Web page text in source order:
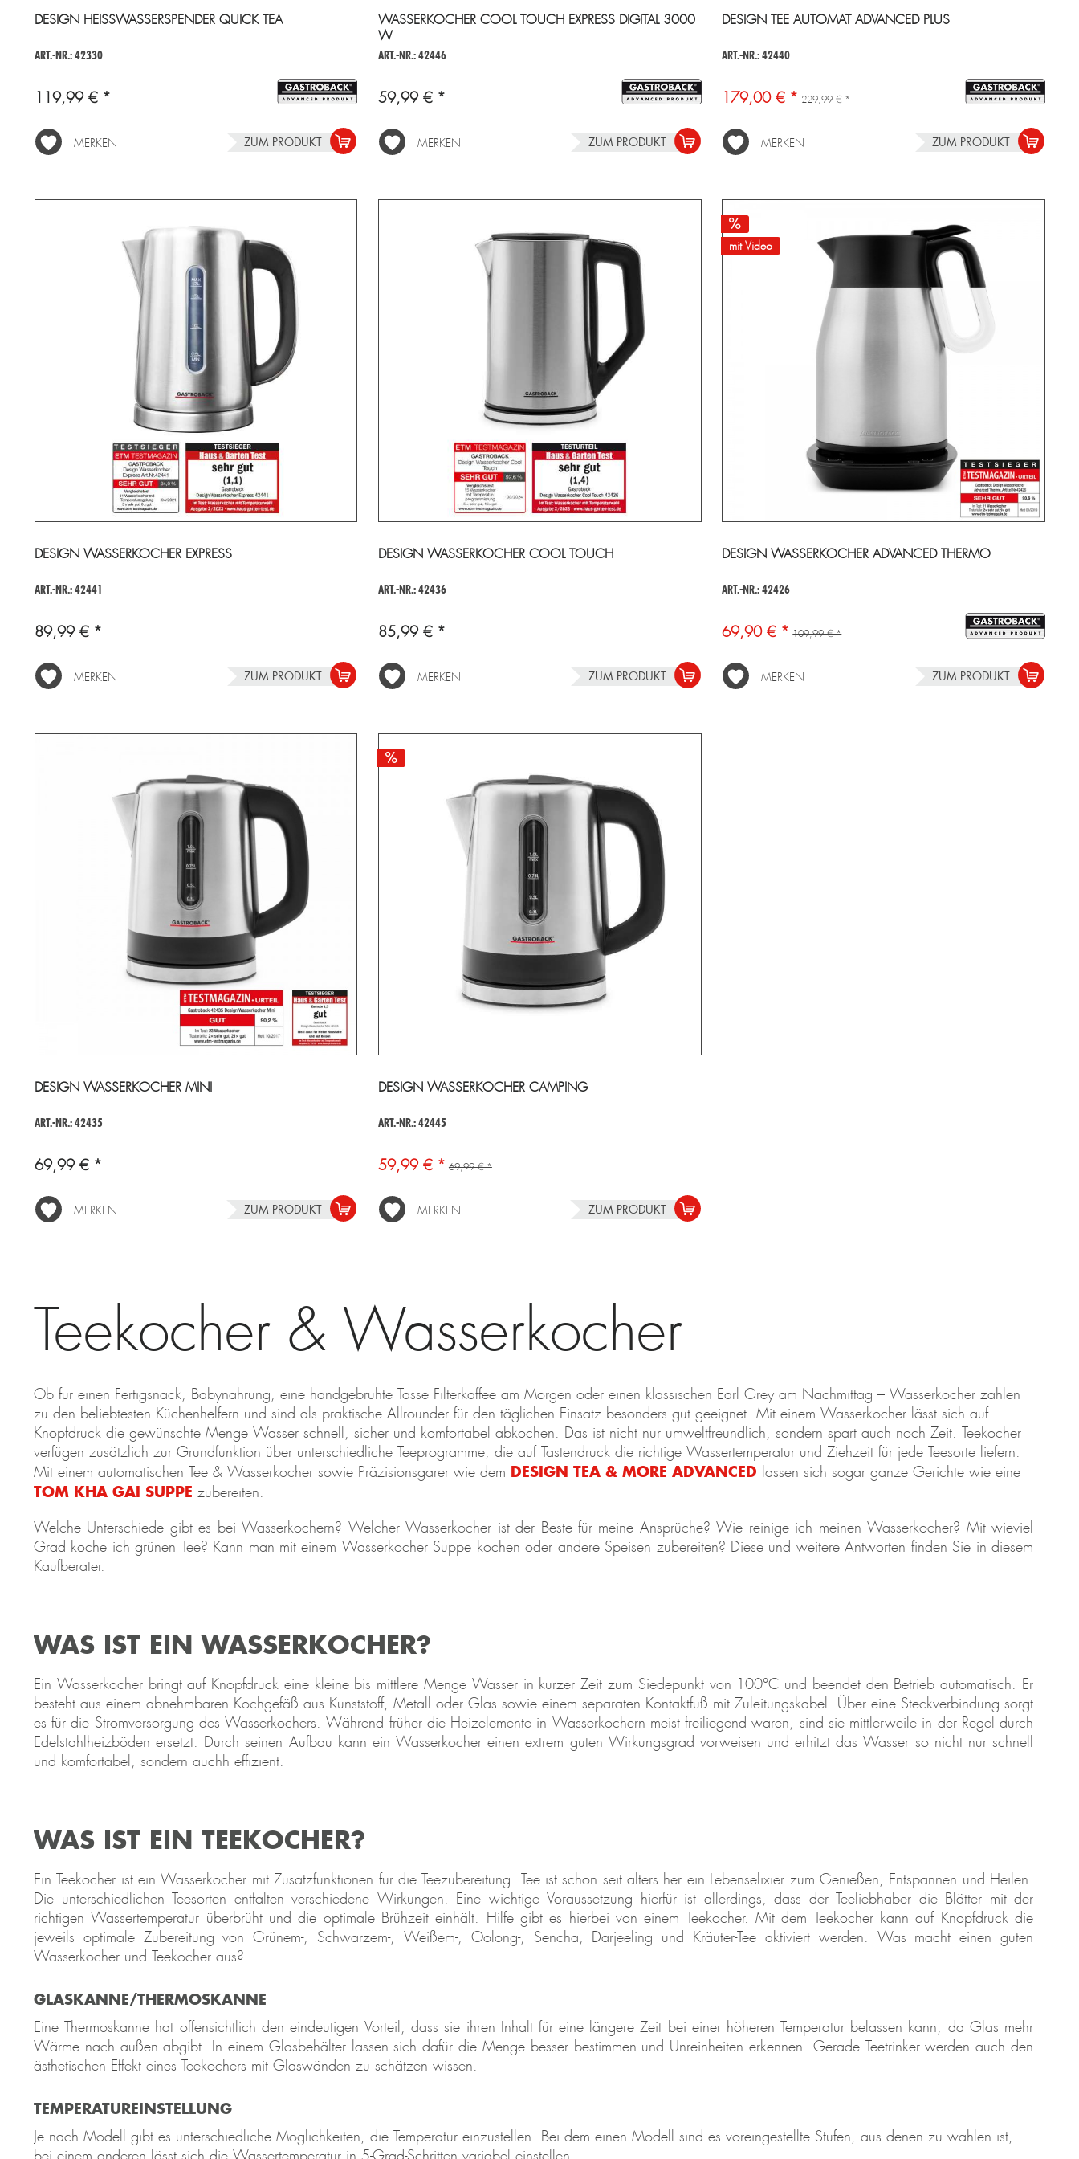
DESIGN HEISSWASSERSPENDER QUICK TEA
ART.-NR.: 42330
119,99 € *
MERKEN ZUM PRODUKT
WASSERKOCHER COOL TOUCH EXPRESS DIGITAL 3000
W
ART.-NR.: 42446
59,99 € *
MERKEN ZUM PRODUKT
DESIGN TEE AUTOMAT ADVANCED PLUS
ART.-NR.: 42440
179,00 € * 229,99 € *
MERKEN ZUM PRODUKT
DESIGN WASSERKOCHER EXPRESS
ART.-NR.: 42441
89,99 € *
MERKEN ZUM PRODUKT
DESIGN WASSERKOCHER COOL TOUCH
ART.-NR.: 42436
85,99 € *
MERKEN ZUM PRODUKT
mit Video
DESIGN WASSERKOCHER ADVANCED THERMO
ART.-NR.: 42426
69,90 € * 109,99 € *
MERKEN ZUM PRODUKT
DESIGN WASSERKOCHER MINI
ART.-NR.: 42435
69,99 € *
MERKEN ZUM PRODUKT
DESIGN WASSERKOCHER CAMPING
ART.-NR.: 42445
59,99 € * 69,99 € *
MERKEN ZUM PRODUKT
Teekocher & Wasserkocher
Ob für einen Fertigsnack, Babynahrung, eine handgebrühte Tasse Filterkaffee am Morgen oder einen klassischen Earl Grey am Nachmittag – Wasserkocher zählen
zu den beliebtesten Küchenhelfern und sind als praktische Allrounder für den täglichen Einsatz besonders gut geeignet. Mit einem Wasserkocher lässt sich auf
Knopfdruck die gewünschte Menge Wasser schnell, sicher und komfortabel abkochen. Das ist nicht nur umweltfreundlich, sondern spart auch noch Zeit. Teekocher
verfügen zusätzlich zur Grundfunktion über unterschiedliche Teeprogramme, die auf Tastendruck die richtige Wassertemperatur und Ziehzeit für jede Teesorte liefern.
Mit einem automatischen Tee & Wasserkocher sowie Präzisionsgarer wie dem DESIGN TEA & MORE ADVANCED lassen sich sogar ganze Gerichte wie eine
TOM KHA GAI SUPPE zubereiten.
Welche Unterschiede gibt es bei Wasserkochern? Welcher Wasserkocher ist der Beste für meine Ansprüche? Wie reinige ich meinen Wasserkocher? Mit wieviel
Grad koche ich grünen Tee? Kann man mit einem Wasserkocher Suppe kochen oder andere Speisen zubereiten? Diese und weitere Antworten finden Sie in diesem
Kaufberater.
WAS IST EIN WASSERKOCHER?
Ein Wasserkocher bringt auf Knopfdruck eine kleine bis mittlere Menge Wasser in kurzer Zeit zum Siedepunkt von 100°C und beendet den Betrieb automatisch. Er
besteht aus einem abnehmbaren Kochgefäß aus Kunststoff, Metall oder Glas sowie einem separaten Kontaktfuß mit Zuleitungskabel. Über eine Steckverbindung sorgt
es für die Stromversorgung des Wasserkochers. Während früher die Heizelemente in Wasserkochern meist freiliegend waren, sind sie mittlerweile in der Regel durch
Edelstahlheizböden ersetzt. Durch seinen Aufbau kann ein Wasserkocher einen extrem guten Wirkungsgrad vorweisen und erhitzt das Wasser so nicht nur schnell
und komfortabel, sondern auchh effizient.
WAS IST EIN TEEKOCHER?
Ein Teekocher ist ein Wasserkocher mit Zusatzfunktionen für die Teezubereitung. Tee ist schon seit alters her ein Lebenselixier zum Genießen, Entspannen und Heilen.
Die unterschiedlichen Teesorten entfalten verschiedene Wirkungen. Eine wichtige Voraussetzung hierfür ist allerdings, dass der Teeliebhaber die Blätter mit der
richtigen Wassertemperatur überbrüht und die optimale Brühzeit einhält. Hilfe gibt es hierbei von einem Teekocher. Mit dem Teekocher kann auf Knopfdruck die
jeweils optimale Zubereitung von Grünem-, Schwarzem-, Weißem-, Oolong-, Sencha, Darjeeling und Kräuter-Tee aktiviert werden. Was macht einen guten
Wasserkocher und Teekocher aus?
GLASKANNE/THERMOSKANNE
Eine Thermoskanne hat offensichtlich den eindeutigen Vorteil, dass sie ihren Inhalt für eine längere Zeit bei einer höheren Temperatur belassen kann, da Glas mehr
Wärme nach außen abgibt. In einem Glasbehälter lassen sich dafür die Menge besser bestimmen und Unreinheiten erkennen. Gerade Teetrinker werden auch den
ästhetischen Effekt eines Teekochers mit Glaswänden zu schätzen wissen.
TEMPERATUREINSTELLUNG
Je nach Modell gibt es unterschiedliche Möglichkeiten, die Temperatur einzustellen. Bei dem einen Modell sind es voreingestellte Stufen, aus denen zu wählen ist,
bei einem anderen lässt sich die Wassertemperatur in 5-Grad-Schritten variabel einstellen.